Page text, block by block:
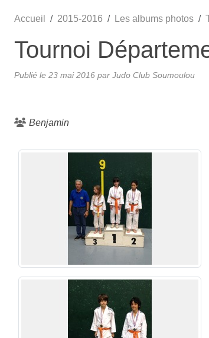
Accueil 2015-2016 Les albums photos
Tournoi
Publié le 23 mai 2016 par Judo Club Soumoulou
Benjamin